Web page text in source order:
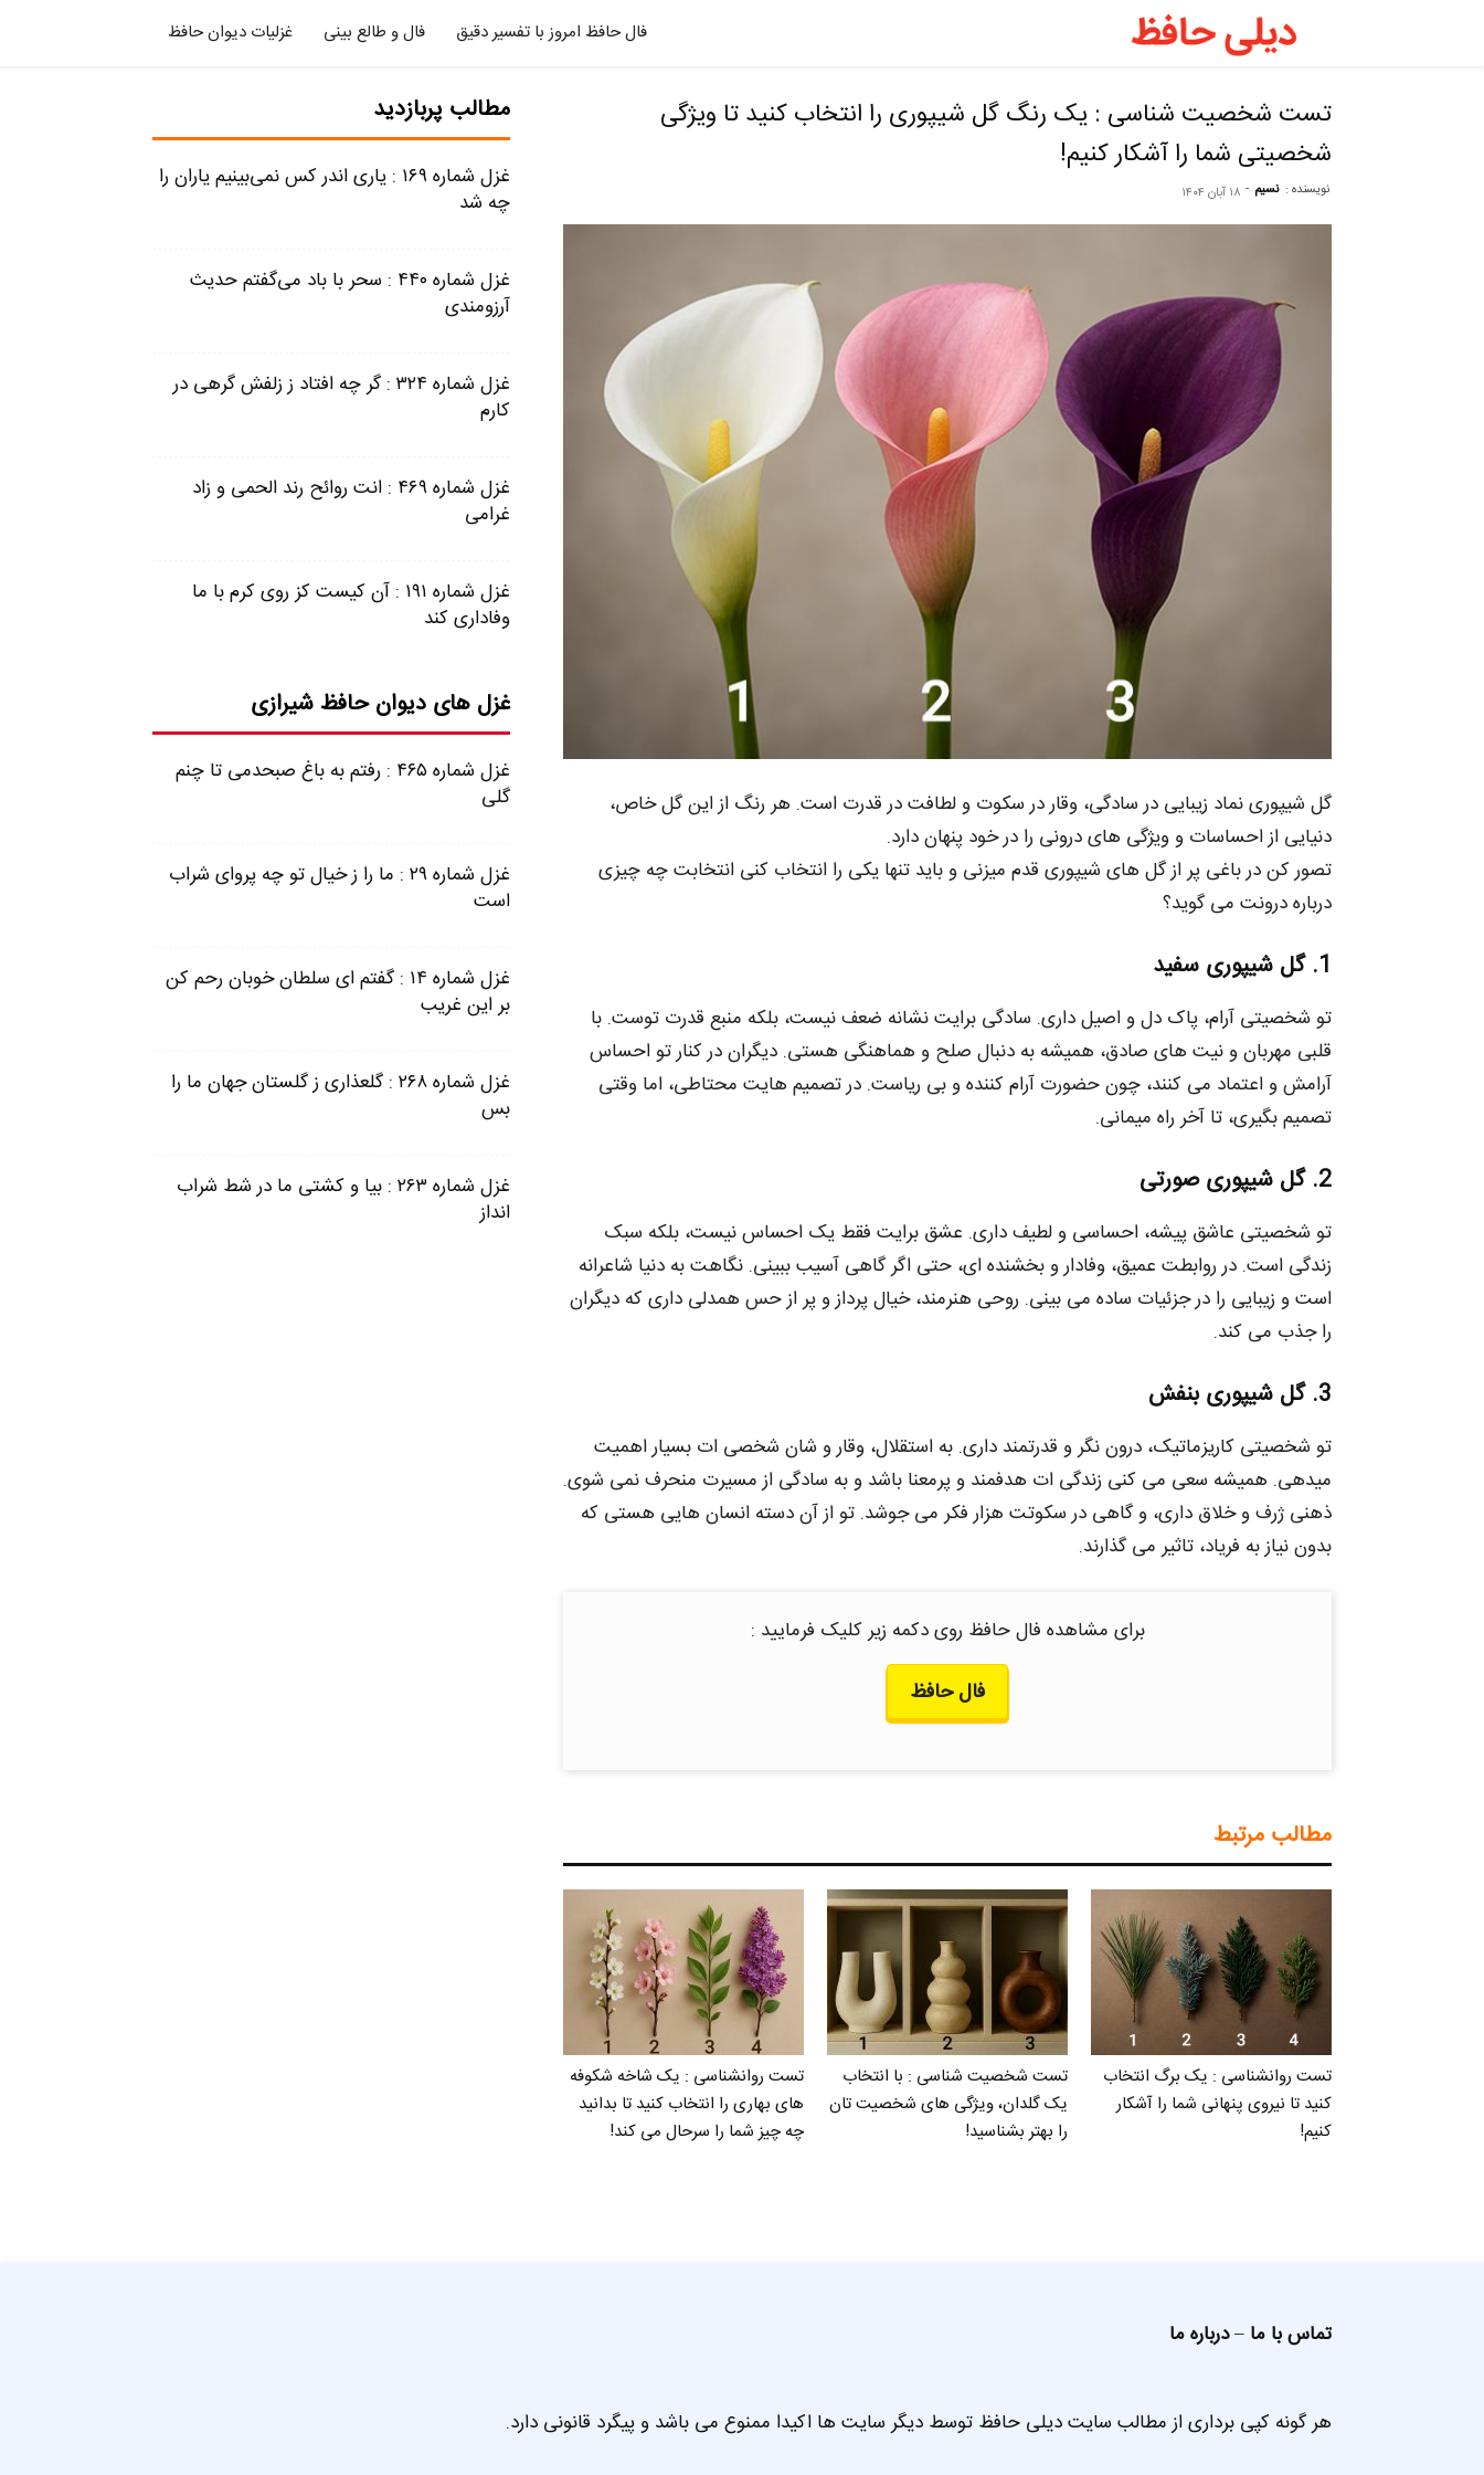
حافظ
–
فال
روزانه
غزلیات دیوان حافظ فال و طالع بینی فال حافظ امروز با تفسیر دقیق
تست شخصیت شناسی : یک رنگ گل شیپوری را انتخاب کنید تا ویژگی
شخصیتی شما را آشکار کنیم!
نویسنده : نسیم - ۱۸ آبان ۱۴۰۴
گل شیپوری نماد زیبایی در سادگی، وقار در سکوت و لطافت در قدرت است. هر رنگ از این گل خاص،
دنیایی از احساسات و ویژگی‌ های درونی را در خود پنهان دارد.
تصور کن در باغی پر از گل‌ های شیپوری قدم میزنی و باید تنها یکی را انتخاب کنی انتخابت چه چیزی
درباره‌ درونت می‌ گوید؟
1. گل شیپوری سفید
تو شخصیتی آرام، پاک‌ دل و اصیل داری. سادگی برایت نشانه ضعف نیست، بلکه منبع قدرت توست. با
قلبی مهربان و نیت‌ های صادق، همیشه به دنبال صلح و هماهنگی هستی. دیگران در کنار تو احساس
آرامش و اعتماد می‌ کنند، چون حضورت آرام‌ کننده و بی‌ ریاست. در تصمیم‌ هایت محتاطی، اما وقتی
تصمیم بگیری، تا آخر راه میمانی.
2. گل شیپوری صورتی
تو شخصیتی عاشق‌ پیشه، احساسی و لطیف داری. عشق برایت فقط یک احساس نیست، بلکه سبک
زندگی است. در روابطت عمیق، وفادار و بخشنده‌ ای، حتی اگر گاهی آسیب ببینی. نگاهت به دنیا شاعرانه
است و زیبایی را در جزئیات ساده می‌ بینی. روحی هنرمند، خیال‌ پرداز و پر از حس همدلی داری که دیگران
را جذب می‌ کند.
3. گل شیپوری بنفش
تو شخصیتی کاریزماتیک، درون‌ نگر و قدرتمند داری. به استقلال، وقار و شان شخصی‌ ات بسیار اهمیت
میدهی. همیشه سعی می‌ کنی زندگی‌ ات هدفمند و پرمعنا باشد و به‌ سادگی از مسیرت منحرف نمی‌ شوی.
ذهنی ژرف و خلاق داری، و گاهی در سکوتت هزار فکر می‌ جوشد. تو از آن دسته انسان‌ هایی هستی که
بدون نیاز به فریاد، تاثیر می‌ گذارند.
برای مشاهده فال حافظ روی دکمه زیر کلیک فرمایید :
فال حافظ
مطالب مرتبط
تست روانشناسی : یک برگ انتخاب
کنید تا نیروی پنهانی شما را آشکار
کنیم!
تست شخصیت شناسی : با انتخاب
یک گلدان، ویژگی های شخصیت تان
را بهتر بشناسید!
تست روانشناسی : یک شاخه شکوفه
های بهاری را انتخاب کنید تا بدانید
چه چیز شما را سرحال می‌ کند!
مطالب پربازدید
غزل شماره ۱۶۹ : یاری اندر کس نمی‌بینیم یاران را
چه شد
غزل شماره ۴۴۰ : سحر با باد می‌گفتم حدیث
آرزومندی
غزل شماره ۳۲۴ : گر چه افتاد ز زلفش گرهی در
کارم
غزل شماره ۴۶۹ : انت روائح رند الحمی و زاد
غرامی
غزل شماره ۱۹۱ : آن کیست کز روی کرم با ما
وفاداری کند
غزل های دیوان حافظ شیرازی
غزل شماره ۴۶۵ : رفتم به باغ صبحدمی تا چنم
گلی
غزل شماره ۲۹ : ما را ز خیال تو چه پروای شراب
است
غزل شماره ۱۴ : گفتم ای سلطان خوبان رحم کن
بر این غریب
غزل شماره ۲۶۸ : گلعذاری ز گلستان جهان ما را
بس
غزل شماره ۲۶۳ : بیا و کشتی ما در شط شراب
انداز
تماس با ما –درباره ما
هر گونه کپی برداری از مطالب سایت دیلی حافظ توسط دیگر سایت ها اکیدا ممنوع می باشد و پیگرد قانونی دارد.